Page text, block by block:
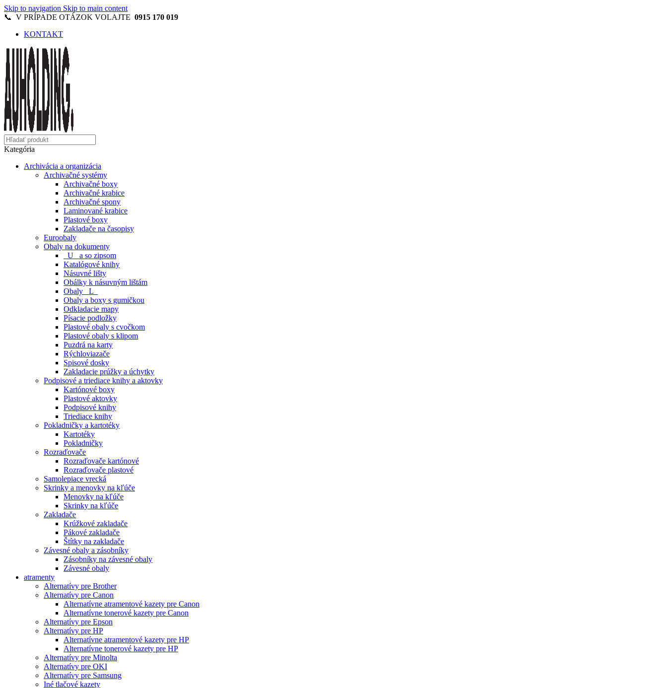
Skip to navigation Skip to main content
📞 V PRÍPADE OTÁZOK VOLAJTE 0915 170 019
KONTAKT
Kategória
Archivácia a organizácia
Archivačné systémy
Archivačné boxy
Archivačné krabice
Archivačné spony
Laminované krabice
Plastové boxy
Zakladače na časopisy
Euroobaly
Obaly na dokumenty
_U_ a so zipsom
Katalógové knihy
Násuvné lišty
Obálky k násuvným lištám
Obaly _L_
Obaly a boxy s gumičkou
Odkladacie mapy
Písacie podložky
Plastové obaly s cvočkom
Plastové obaly s klipom
Puzdrá na karty
Rýchloviazače
Spisové dosky
Zakladacie prúžky a úchytky
Podpisové a triediace knihy a aktovky
Kartónové boxy
Plastové aktovky
Podpisové knihy
Triediace knihy
Pokladničky a kartotéky
Kartotéky
Pokladničky
Rozraďovače
Rozraďovače kartónové
Rozraďovače plastové
Samolepiace vrecká
Skrinky a menovky na kľúče
Menovky na kľúče
Skrinky na kľúče
Zakladače
Krúžkové zakladače
Pákové zakladače
Štítky na zakladače
Závesné obaly a zásobníky
Zásobníky na závesné obaly
Závesné obaly
atramenty
Alternatívy pre Brother
Alternatívy pre Canon
Alternatívne atramentové kazety pre Canon
Alternatívne tonerové kazety pre Canon
Alternatívy pre Epson
Alternatívy pre HP
Alternatívne atramentové kazety pre HP
Alternatívne tonerové kazety pre HP
Alternatívy pre Minolta
Alternatívy pre OKI
Alternatívy pre Samsung
Iné tlačové kazety